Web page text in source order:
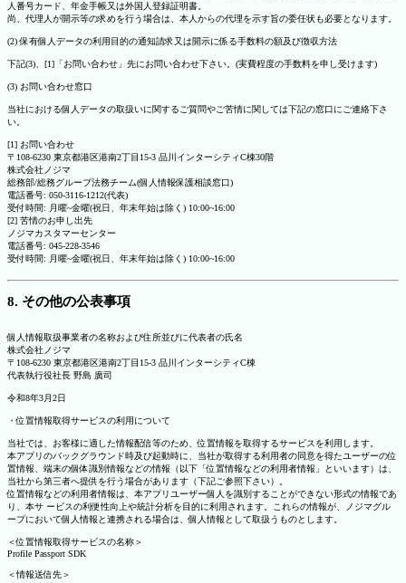
人番号カード、年金手帳又は外国人登録証明書。
尚、代理人が開示等の求めを行う場合は、本人からの代理を示す旨の委任状も必要となります。
(2) 保有個人データの利用目的の通知請求又は開示に係る手数料の額及び徴収方法
下記(3)、[1]「お問い合わせ」先にお問い合わせ下さい。(実費程度の手数料を申し受けます)
(3) お問い合わせ窓口
当社における個人データの取扱いに関するご質問やご苦情に関しては下記の窓口にご連絡下さ
い。
[1] お問い合わせ
〒108-6230 東京都港区港南2丁目15-3 品川インターシティC棟30階
株式会社ノジマ
総務部/総務グループ法務チーム(個人情報保護相談窓口)
電話番号: 050-3116-1212(代表)
受付時間: 月曜~金曜(祝日、年末年始は除く) 10:00~16:00
[2] 苦情のお申し出先
ノジマカスタマーセンター
電話番号: 045-228-3546
受付時間: 月曜~金曜(祝日、年末年始は除く) 10:00~16:00
8. その他の公表事項
個人情報取扱事業者の名称および住所並びに代表者の氏名
株式会社ノジマ
〒108-6230 東京都港区港南2丁目15-3 品川インターシティC棟
代表執行役社長 野島 廣司
令和8年3月2日
・位置情報取得サービスの利用について
当社では、お客様に適した情報配信等のため、位置情報を取得するサービスを利用します。
本アプリのバックグラウンド時及び起動時に、当社が取得する利用者の同意を得たユーザーの位
置情報、端末の個体識別情報などの情報（以下「位置情報などの利用者情報」といいます）は、
当社から第三者へ提供を行う場合があります（下記ご参照下さい）。
位置情報などの利用者情報は、本アプリユーザー個人を識別することができない形式の情報であ
り、本サ ービスの利便性向上や統計分析を目的に利用されます。これらの情報が、ノジマグル
ープにおいて個人情報と連携される場合は、個人情報として取扱うものとします。
＜位置情報取得サービスの名称＞
Profile Passport SDK
＜情報送信先＞